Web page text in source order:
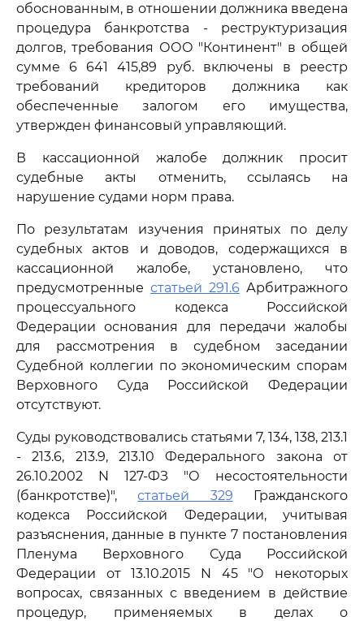
обоснованным, в отношении должника введена
процедура банкротства - реструктуризация
долгов, требования ООО "Континент" в общей
сумме 6 641 415,89 руб. включены в реестр
требований кредиторов должника как
обеспеченные залогом его имущества,
утвержден финансовый управляющий.
В кассационной жалобе должник просит
судебные акты отменить, ссылаясь на
нарушение судами норм права.
По результатам изучения принятых по делу
судебных актов и доводов, содержащихся в
кассационной жалобе, установлено, что
предусмотренные статьей 291.6 Арбитражного
процессуального кодекса Российской
Федерации основания для передачи жалобы
для рассмотрения в судебном заседании
Судебной коллегии по экономическим спорам
Верховного Суда Российской Федерации
отсутствуют.
Суды руководствовались статьями 7, 134, 138, 213.1
- 213.6, 213.9, 213.10 Федерального закона от
26.10.2002 N 127-ФЗ "О несостоятельности
(банкротстве)",статьей 329 Гражданского
кодекса Российской Федерации, учитывая
разъяснения, данные в пункте 7 постановления
Пленума Верховного Суда Российской
Федерации от 13.10.2015 N 45 "О некоторых
вопросах, связанных с введением в действие
процедур, применяемых в делах о